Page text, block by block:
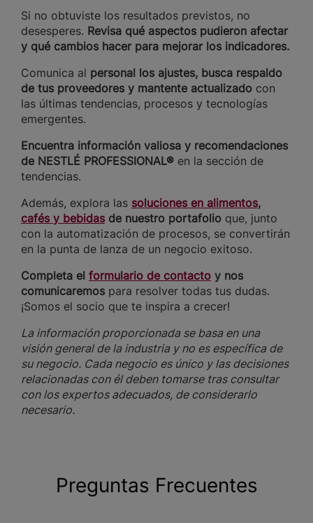
Si no obtuviste los resultados previstos, no
desesperes. Revisa qué aspectos pudieron afectar
y qué cambios hacer para mejorar los indicadores.
Comunica al personal los ajustes, busca respaldo
de tus proveedores y mantente actualizado con
las últimas tendencias, procesos y tecnologías
emergentes.
Encuentra información valiosa y recomendaciones
de NESTLÉ PROFESSIONAL® en la sección de
tendencias.
Además, explora las soluciones en alimentos,
cafés y bebidas de nuestro portafolio que, junto
con la automatización de procesos, se convertirán
en la punta de lanza de un negocio exitoso.
Completa el formulario de contacto y nos
comunicaremos para resolver todas tus dudas.
¡Somos el socio que te inspira a crecer!
La información proporcionada se basa en una
visión general de la industria y no es específica de
su negocio. Cada negocio es único y las decisiones
relacionadas con él deben tomarse tras consultar
con los expertos adecuados, de considerarlo
necesario.
Preguntas Frecuentes